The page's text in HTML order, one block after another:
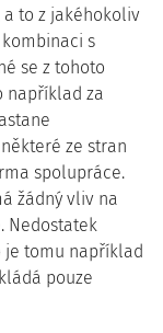
to z jakéhokoliv
s
se z tohoto
například za
ze stran
spolupráce.
žádný vliv na
Nedostatek
je tomu například
pouze